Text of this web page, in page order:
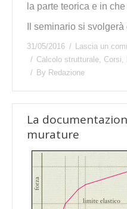
la parte teorica e in
Il seminario si
31/05/2016
Lascia un
Calcolo strutturale Corsi
By Redazione
La
murature